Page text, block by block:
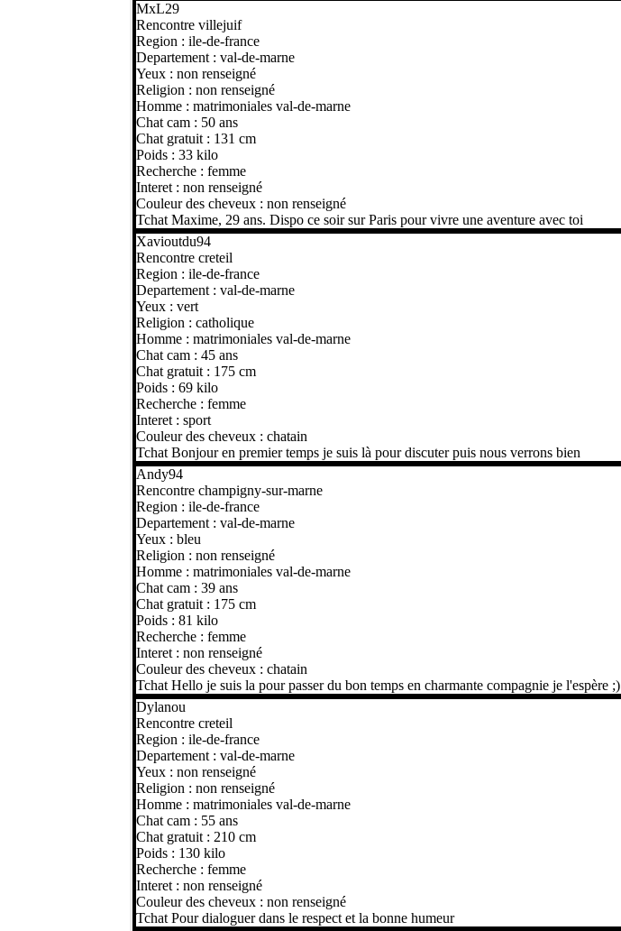
MxL29
Rencontre villejuif
Region : ile-de-france
Departement : val-de-marne
Yeux : non renseigné
Religion : non renseigné
Homme : matrimoniales val-de-marne
Chat cam : 50 ans
Chat gratuit : 131 cm
Poids : 33 kilo
Recherche : femme
Interet : non renseigné
Couleur des cheveux : non renseigné
Tchat Maxime, 29 ans. Dispo ce soir sur Paris pour vivre une aventure avec toi
Xavioutdu94
Rencontre creteil
Region : ile-de-france
Departement : val-de-marne
Yeux : vert
Religion : catholique
Homme : matrimoniales val-de-marne
Chat cam : 45 ans
Chat gratuit : 175 cm
Poids : 69 kilo
Recherche : femme
Interet : sport
Couleur des cheveux : chatain
Tchat Bonjour en premier temps je suis là pour discuter puis nous verrons bien
Andy94
Rencontre champigny-sur-marne
Region : ile-de-france
Departement : val-de-marne
Yeux : bleu
Religion : non renseigné
Homme : matrimoniales val-de-marne
Chat cam : 39 ans
Chat gratuit : 175 cm
Poids : 81 kilo
Recherche : femme
Interet : non renseigné
Couleur des cheveux : chatain
Tchat Hello je suis la pour passer du bon temps en charmante compagnie je l'espère ;)
Dylanou
Rencontre creteil
Region : ile-de-france
Departement : val-de-marne
Yeux : non renseigné
Religion : non renseigné
Homme : matrimoniales val-de-marne
Chat cam : 55 ans
Chat gratuit : 210 cm
Poids : 130 kilo
Recherche : femme
Interet : non renseigné
Couleur des cheveux : non renseigné
Tchat Pour dialoguer dans le respect et la bonne humeur